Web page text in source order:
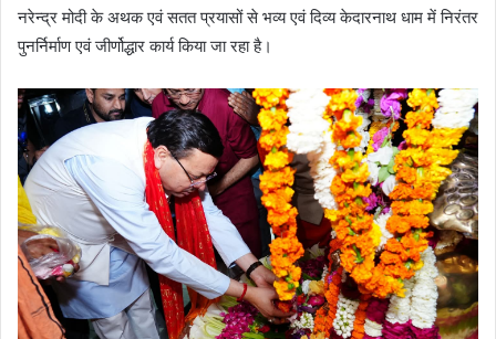
नरेन्द्र मोदी के अथक एवं सतत प्रयासों से भव्य एवं दिव्य केदारनाथ धाम में निरंतर
पुनर्निर्माण एवं जीर्णोद्धार कार्य किया जा रहा है।